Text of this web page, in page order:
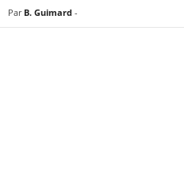
Par B. Guimard -